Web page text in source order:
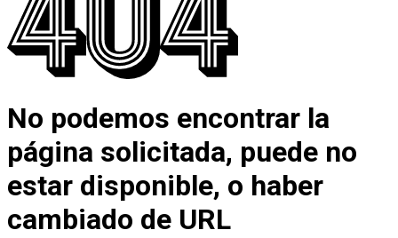
No podemos encontrar la
página solicitada, puede no
estar disponible, o haber
cambiado de URL